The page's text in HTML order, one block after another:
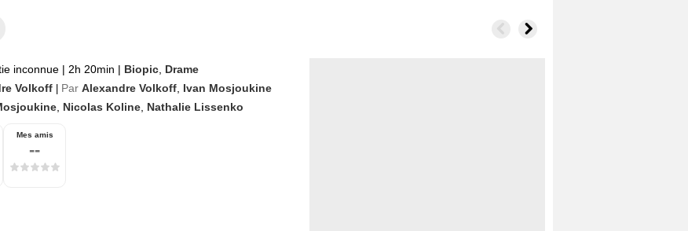
inconnue | 2h 20min | Biopic Drame
Volkoff Par Alexandre Volkoff Ivan Mosjoukine
Nicolas Koline Nathalie Lissenko
Mes amis
--